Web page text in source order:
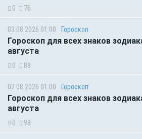
0 76
03.08.2026 01:00 Гороскоп
Гороскоп для всех знаков
августа
0 88
02.08.2026 01:00 Гороскоп
Гороскоп для всех знаков
августа
0 98